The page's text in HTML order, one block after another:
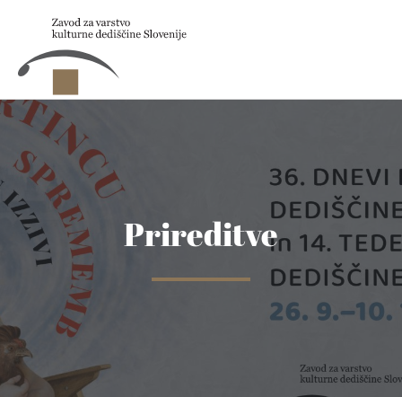
Skip to main content
Prireditve